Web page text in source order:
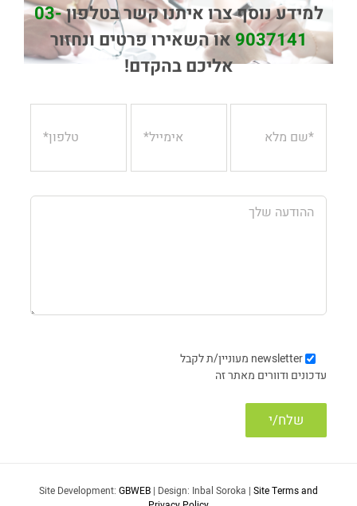
למידע נוסף צרו איתנו קשר בטלפון03-
9037141או השאירו פרטים ונחזור
אליכם בהקדם!
newsletter מעוניין/ת לקבל
עדכונים ודוורים מאתר זה
Site Development: GBWEB | Design: Inbal Soroka | Site Terms and